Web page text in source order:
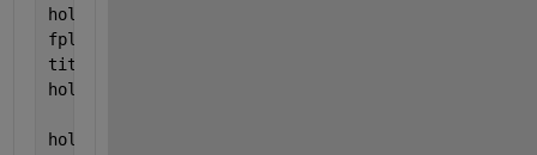
hold
fplot(x, y, [0,2*pi])
title(
hold
hold